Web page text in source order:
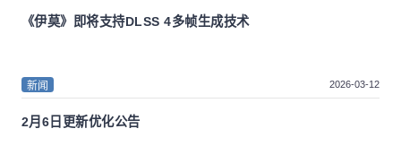
《伊莫》即将支持DLSS 4多帧生成技术
新闻 2026-03-12
2月6日更新优化公告